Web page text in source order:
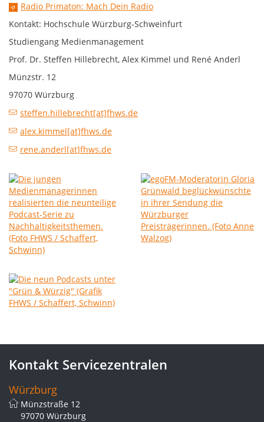
Radio Primaton: Mach Dein Radio
Kontakt: Hochschule Würzburg-Schweinfurt
Studiengang Medienmanagement
Prof. Dr. Steffen Hillebrecht, Alex Kimmel und René Anderl
Münzstr. 12
97070 Würzburg
steffen.hillebrecht[at]fhws.de
alex.kimmel[at]fhws.de
rene.anderl[at]fhws.de
Kontakt Servicezentralen
Würzburg
Münzstraße 12
97070 Würzburg